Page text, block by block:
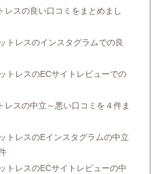
レスの良い口コミをまとめまし
トレスのインスタグラムでの良
トレスのECサイトレビューでの
レスの中立～悪い口コミを４件ま
トレスのEインスタグラムの中立
トレスのECサイトレビューの中